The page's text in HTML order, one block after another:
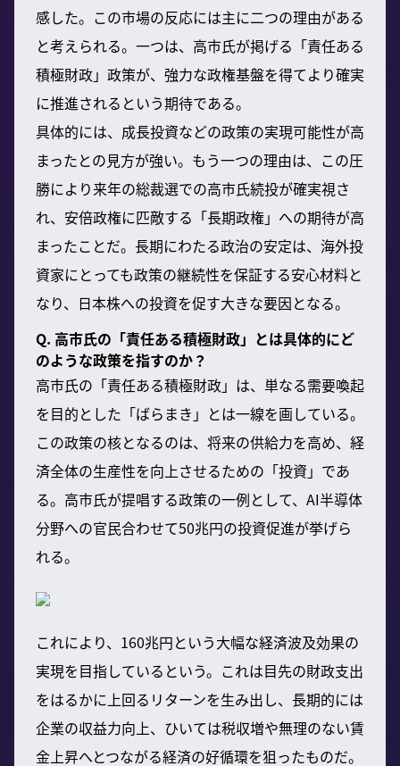
感した。この市場の反応には主に二つの理由がある
と考えられる。一つは、高市氏が掲げる「責任ある
積極財政」政策が、強力な政権基盤を得てより確実
に推進されるという期待である。
具体的には、成長投資などの政策の実現可能性が高
まったとの見方が強い。もう一つの理由は、この圧
勝により来年の総裁選での高市氏続投が確実視さ
れ、安倍政権に匹敵する「長期政権」への期待が高
まったことだ。長期にわたる政治の安定は、海外投
資家にとっても政策の継続性を保証する安心材料と
なり、日本株への投資を促す大きな要因となる。
Q. 高市氏の「責任ある積極財政」とは具体的にど
のような政策を指すのか？
高市氏の「責任ある積極財政」は、単なる需要喚起
を目的とした「ばらまき」とは一線を画している。
この政策の核となるのは、将来の供給力を高め、経
済全体の生産性を向上させるための「投資」であ
る。高市氏が提唱する政策の一例として、AI半導体
分野への官民合わせて50兆円の投資促進が挙げら
れる。
これにより、160兆円という大幅な経済波及効果の
実現を目指しているという。これは目先の財政支出
をはるかに上回るリターンを生み出し、長期的には
企業の収益力向上、ひいては税収増や無理のない賃
金上昇へとつながる経済の好循環を狙ったものだ。